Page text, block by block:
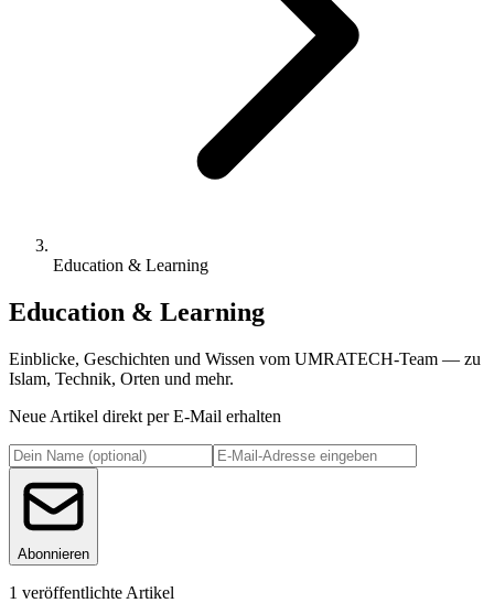
Education & Learning
Education & Learning
Einblicke, Geschichten und Wissen vom UMRATECH-Team — zu
Islam, Technik, Orten und mehr.
Neue Artikel direkt per E-Mail erhalten
Abonnieren
1 veröffentlichte Artikel